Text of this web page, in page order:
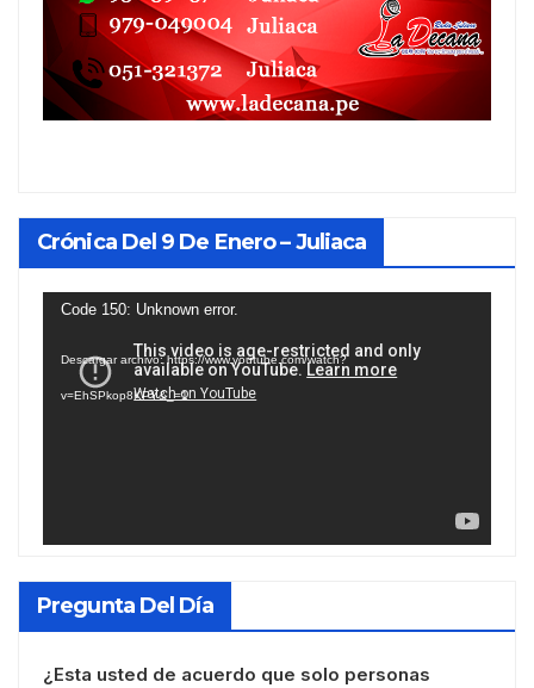
Crónica Del 9 De Enero – Juliaca
Reproductor
vídeo
Code 150: Unknown error.
Descargar archivo: https://www.youtube.com/watch?
v=EhSPkop8KPY&_=1
Pregunta Del Día
¿Esta usted de acuerdo que solo personas